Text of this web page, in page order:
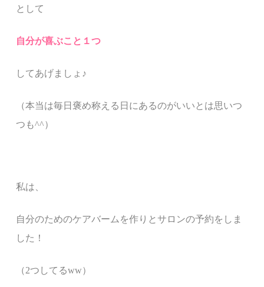
として
自分が喜ぶこと１つ
してあげましょ♪
（本当は毎日褒め称える日にあるのがいいとは思いつ
つも^^）
私は、
自分のためのケアバームを作りとサロンの予約をしま
した！
（2つしてるww）